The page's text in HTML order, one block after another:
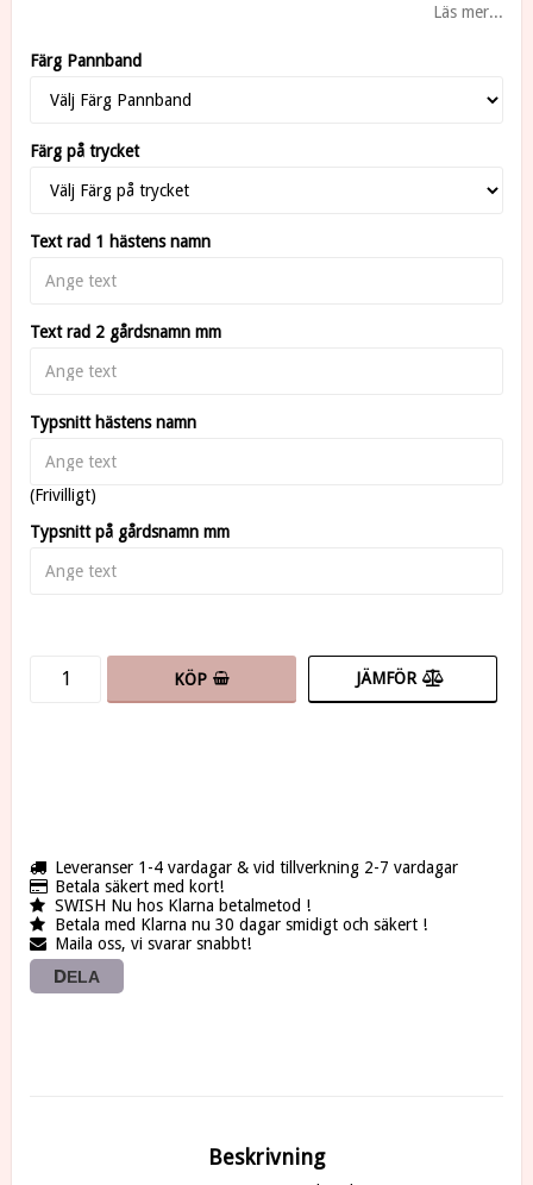
Läs mer...
Färg Pannband
Färg på trycket
Text rad 1 hästens namn
Text rad 2 gårdsnamn mm
Typsnitt hästens namn
(Frivilligt)
Typsnitt på gårdsnamn mm
KÖP JÄMFÖR
Leveranser 1-4 vardagar & vid tillverkning 2-7 vardagar
Betala säkert med kort!
SWISH Nu hos Klarna betalmetod !
Betala med Klarna nu 30 dagar smidigt och säkert !
Maila oss, vi svarar snabbt!
DELA
Beskrivning